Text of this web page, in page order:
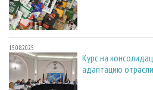
15.08.2025
Курс на
адаптацию отрасли